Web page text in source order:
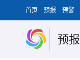
首页 预报 预警
预报